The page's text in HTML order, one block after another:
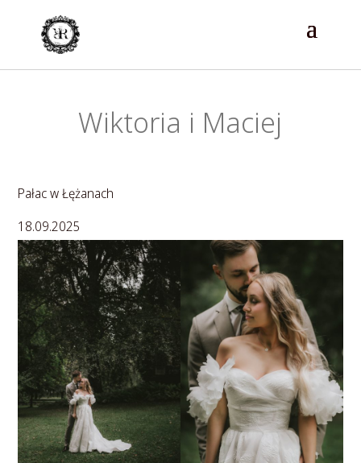
Wiktoria i Maciej
Pałac w Łężanach
18.09.2025